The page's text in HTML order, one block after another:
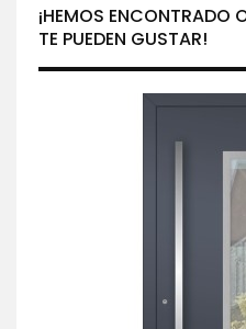
¡HEMOS ENCONTRADO
TE PUEDEN GUSTAR!